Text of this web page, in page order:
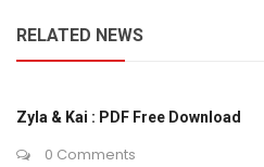
RELATED NEWS
Zyla & Kai : PDF Free Download
0 Comments